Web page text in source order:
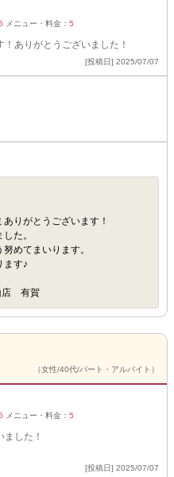
メニュー・料金： 5
！ありがとうございました！
[投稿日] 2025/07/07
りがとうございます！
た。
めてまいります。
ます♪
店 有賀
（女性/40代/パート・アルバイト）
メニュー・料金： 5
した！
[投稿日] 2025/07/07